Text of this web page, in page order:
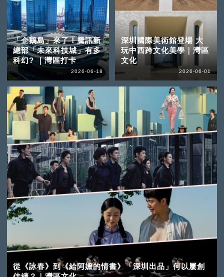
「企鵝島」來了！騰訊新
總部「未來科技城」有多
科幻? ｜灣區打卡
2026-06-18
從《詠春》到《給阿嬤的情書》「深圳出品」何以屢創
深圳國際美術館登場 大
玩中西跨文化美學｜灣區
文化
2026-06-01